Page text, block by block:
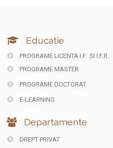
Educatie
PROGRAME LICENTA I.F. SI I.F.R.
PROGRAME MASTER
PROGRAME DOCTORAT
E-LEARNING
Departamente
DREPT PRIVAT